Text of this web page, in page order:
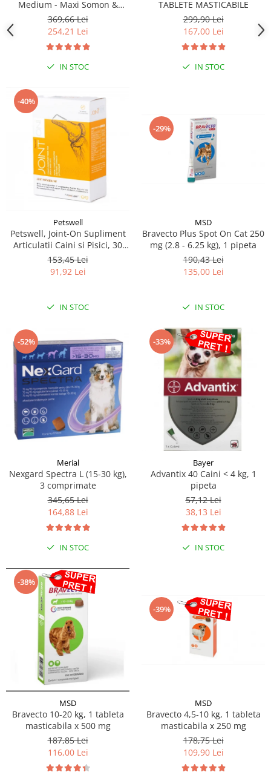
Medium - Maxi Somon &
Orez, 12 kg
369,66 Lei
254,21 Lei
IN STOC
TABLETE MASTICABILE
299,90 Lei
167,00 Lei
IN STOC
-40%
Petswell
Petswell, Joint-On Supliment
Articulatii Caini si Pisici, 30
tablete
153,45 Lei
91,92 Lei
IN STOC
-29%
MSD
Bravecto Plus Spot On Cat 250
mg (2.8 - 6.25 kg), 1 pipeta
190,43 Lei
135,00 Lei
IN STOC
-52%
Merial
Nexgard Spectra L (15-30 kg),
3 comprimate
345,65 Lei
164,88 Lei
IN STOC
-33%
Bayer
Advantix 40 Caini < 4 kg, 1
pipeta
57,12 Lei
38,13 Lei
IN STOC
-38%
MSD
Bravecto 10-20 kg, 1 tableta
masticabila x 500 mg
187,85 Lei
116,00 Lei
-39%
MSD
Bravecto 4,5-10 kg, 1 tableta
masticabila x 250 mg
178,75 Lei
109,90 Lei